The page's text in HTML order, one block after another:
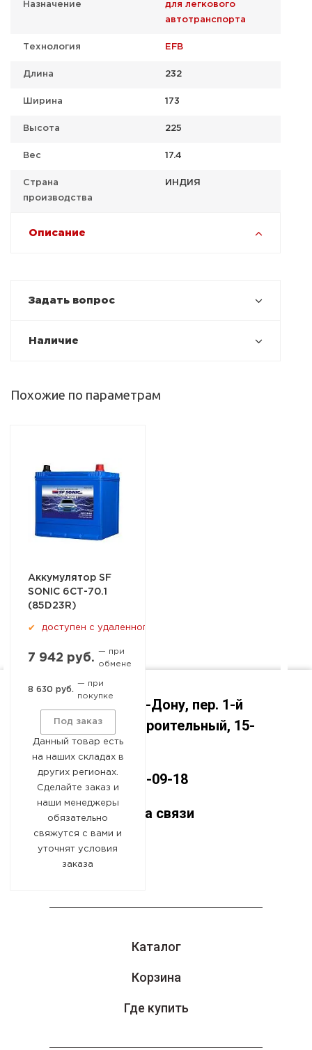
Назначение
для легкового
автотранспорта
Технология EFB
Длина 232
Ширина 173
Высота 225
Вес 17.4
Страна
производства
ИНДИЯ
Описание
Задать вопрос
Наличие
Похожие по параметрам
Аккумулятор SF
SONIC 6СТ-70.1
(85D23R)
✔ доступен с удаленного склада
7 942 руб.
— при
обмене
8 630 руб.
— при
покупке
Под заказ
Данный товар есть
на наших складах в
других регионах.
Сделайте заказ и
наши менеджеры
обязательно
свяжутся с вами и
уточнят условия
заказа
Каталог
Корзина
Где купить
Ростов-на-Дону, пер. 1-й
Машиностроительный, 15-
А
8 (800) 551-09-18
Оставайтесь на связи